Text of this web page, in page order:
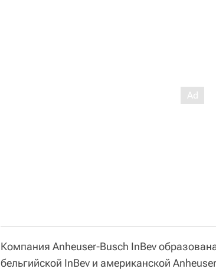
Компания Anheuser-Busch InBev
бельгийской InBev и американской